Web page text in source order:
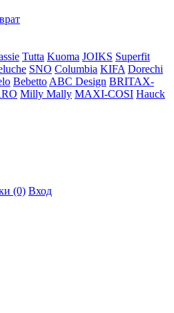
Tutta Kuoma JOIKS Superfit
SNO Columbia KIFA Dorechi
Bebetto ABC Design BRITAX-
Milly Mally MAXI-COSI Hauck
(0) Вход